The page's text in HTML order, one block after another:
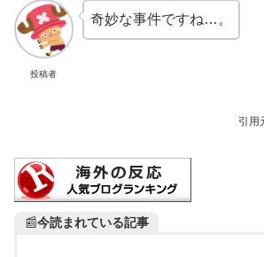
投稿者
奇妙な事件ですね…。
引用
📰今読まれている記事